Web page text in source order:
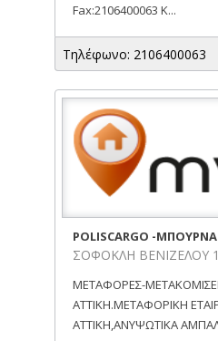
Fax:2106400063 Κ...
Τηλέφωνο: 2106400063
POLISCARGO -
ΣΟΦΟΚΛΗ ΒΕΝΙΖΕΛΟΥ
ΜΕΤΑΦΟΡΕΣ-
ΑΤΤΙΚΗ.ΜΕΤΑΦΟΡΙΚΗ
ΑΤΤΙΚΗ,ΑΝΥΨΩΤΙΚΑ